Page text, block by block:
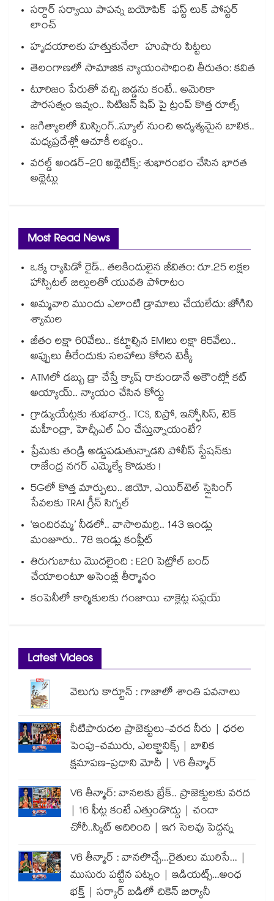
సర్దార్ సర్వాయి పాపన్న బయోపిక్ ఫస్ట్ లుక్ పోస్టర్
లాంచ్
హృదయాలకు హత్తుకునేలా హుషారు పిట్టలు
తెలంగాణలో సామాజిక న్యాయంసాధించి తీరుతం: కవిత
టూరిజం పేరుతో వచ్చి బిడ్డను కంటే.. అమెరికా
పౌరసత్వం ఇవ్వం.. సిటిజన్ షిప్ పై ట్రంప్ కొత్త రూల్స్
జగిత్యాలలో మిస్సింగ్..స్కూల్ నుంచి అదృశ్యమైన బాలిక..
మధ్యప్రదేశ్లో ఆచూకీ లభ్యం..
వరల్డ్‌ అండర్‌-20 అథ్లెటిక్స్: శుభారంభం చేసిన భారత
అథ్లెట్లు
Most Read News
ఒక్క ర్యాపిడో రైడ్.. తలకిందులైన జీవితం: రూ.25 లక్షల
హాస్పిటల్ బిల్లులతో యువతి పోరాటం
అమ్మవారి ముందు ఎలాంటి డ్రామాలు చేయలేదు: జోగిని
శ్యామల
జీతం లక్షా 60వేలు.. కట్టాల్సిన EMIలు లక్షా 85వేలు..
అప్పులు తీరేందుకు సలహాలు కోరిన టెక్కీ
ATMలో డబ్బు డ్రా చేస్తే క్యాష్ రాకుండానే అకౌంట్లో కట్
అయ్యాయ్.. న్యాయం చేసిన కోర్టు
గ్రాడ్యుయేట్లకు శుభవార్త.. TCS, విప్రో, ఇన్ఫోసిస్, టెక్
మహీంద్రా, హెచ్సీఎల్ ఏం చేస్తున్నాయంటే?
ప్రేమకు తండ్రి అడ్డుపడుతున్నాడని పోలీస్ స్టేషన్⁪కు
రాజేంద్ర నగర్ ఎమ్మెల్యే కొడుకు !
5Gలో కొత్త మార్పులు.. జియో, ఎయిర్‌టెల్ స్లైసింగ్
సేవలకు TRAI గ్రీన్ సిగ్నల్
‘ఇందిరమ్మ’ నీడలో.. వాసాలమర్రి.. 143 ఇండ్లు
మంజూరు.. 78 ఇండ్లు కంప్లీట్
తిరుగుబాటు మొదలైంది : E20 పెట్రోల్ బంద్
చేయాలంటూ అసెంబ్లీ తీర్మానం
కంపెనీలో కార్మికులకు గంజాయి చాక్లెట్ల సప్లయ్
Latest Videos
వెలుగు కార్టూన్ : గాజాలో శాంతి పవనాలు
నీటిపారుదల ప్రాజెక్టులు-వరద నీరు | ధరల
పెంపు-చమురు, ఎలక్ట్రానిక్స్ | బాలిక
క్షమాపణ-ప్రధాని మోదీ | V6 తీన్మార్
V6 తీన్మార్: వానలకు బ్రేక్.. ప్రాజెక్టులకు వరద
| 16 ఫీట్ల కంటే ఎత్తుండొద్దు | చందా
చోరీ..స్కిట్ అదిరింది | ఇగ సెలవు పెద్దన్న
V6 తీన్మార్ : వానలొచ్చే...రైతులు మురిసే... |
ముసురు పట్టిన పట్నం | ఇడియట్స్...అంధ
భక్త్ | సర్కార్ బడిలో చికెన్ బిర్యానీ